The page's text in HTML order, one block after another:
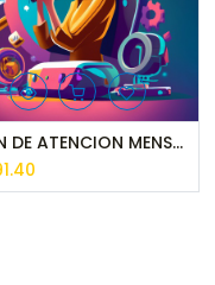
PLAN DE ATENCION MENSUAL PREMIUM